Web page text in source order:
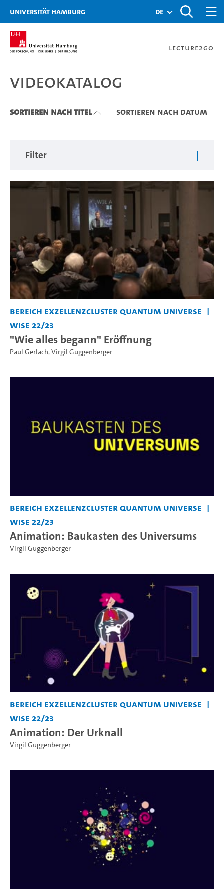
Zu den Filtern
Zur Metanavigation
Zur Hauptnavigation
Zur Suche
Zum Inhalt
Zum Seitenfuss
Universität Hamburg de
Lecture2Go
Videokatalog
Videokatalog
Sortieren nach Titel Sortieren nach Datum
Filter
Bereich Exzellenzcluster Quantum Universe
WiSe 22/23
"Wie alles begann" Eröffnung
Paul Gerlach,Virgil Guggenberger
Bereich Exzellenzcluster Quantum Universe
WiSe 22/23
Animation: Baukasten des Universums
Virgil Guggenberger
Bereich Exzellenzcluster Quantum Universe
WiSe 22/23
Animation: Der Urknall
Virgil Guggenberger